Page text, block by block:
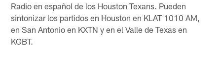
Radio en español de los Houston Texans. Pueden
sintonizar los partidos en Houston en KLAT 1010 AM,
en San Antonio en KXTN y en el Valle de Texas en
KGBT.